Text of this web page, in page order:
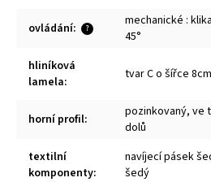
?
ovládání:
mechanické :
45°
hliníková
lamela: tvar C o šířce 8cm
horní profil:
pozinkovaný, ve
dolů
textilní
komponenty:
navíjecí pásek
šedý